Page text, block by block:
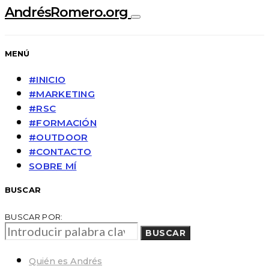
AndrésRomero.org
MENÚ
#INICIO
#MARKETING
#RSC
#FORMACIÓN
#OUTDOOR
#CONTACTO
SOBRE MÍ
BUSCAR
BUSCAR POR:
BUSCAR
Quién es Andrés